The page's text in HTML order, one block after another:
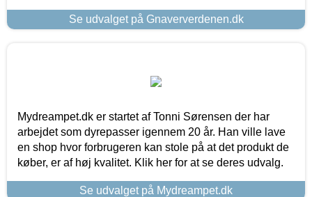
Se udvalget på Gnaververdenen.dk
Mydreampet.dk er startet af Tonni Sørensen der har
arbejdet som dyrepasser igennem 20 år. Han ville lave
en shop hvor forbrugeren kan stole på at det produkt de
køber, er af høj kvalitet. Klik her for at se deres udvalg.
Se udvalget på Mydreampet.dk